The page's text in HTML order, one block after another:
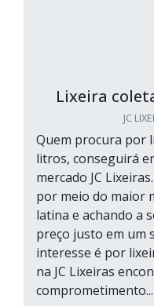
Lixeira
JC
Quem procura por
litros, conseguirá
mercado JC
por meio do maior
latina e achando a
preço justo em um
interesse é por
na JC Lixeiras
comprometimento...